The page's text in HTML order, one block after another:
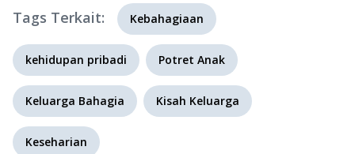
Tags Terkait: Kebahagiaan
kehidupan pribadi Potret Anak
Keluarga Bahagia Kisah Keluarga
Keseharian